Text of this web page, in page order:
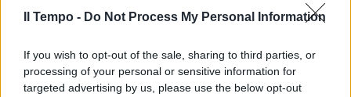
Il Tempo - Do Not Process My Personal Information
If you wish to opt-out of the sale, sharing to third parties, or
processing of your personal or sensitive information for
targeted advertising by us, please use the below opt-out